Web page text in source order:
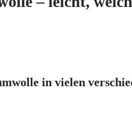
in vielen